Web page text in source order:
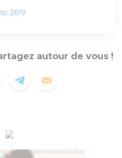
2619
autour de vous !